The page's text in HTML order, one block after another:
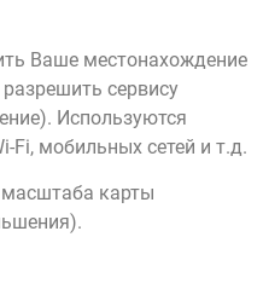
Ваше местонахождение
разрешить сервису
Используются
Fi, мобильных сетей и т.д.
карты